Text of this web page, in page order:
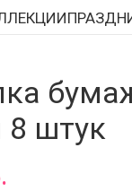
8 штук